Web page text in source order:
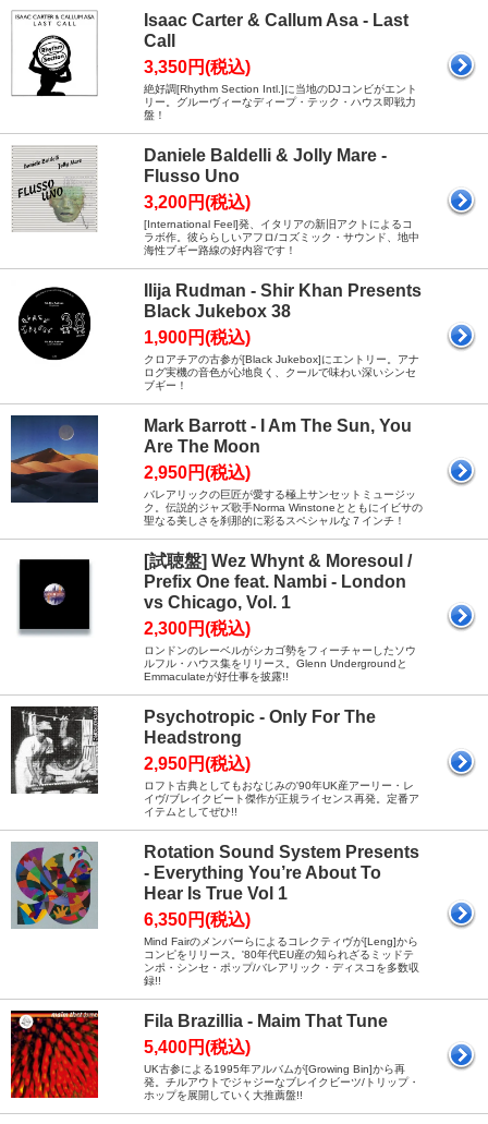
Isaac Carter & Callum Asa - Last
Call
3,350円(税込)
絶好調[Rhythm Section Intl.]に当地のDJコンビがエント
リー。グルーヴィーなディープ・テック・ハウス即戦力
盤！
Daniele Baldelli & Jolly Mare -
Flusso Uno
3,200円(税込)
[International Feel]発、イタリアの新旧アクトによるコ
ラボ作。彼ららしいアフロ/コズミック・サウンド、地中
海性ブギー路線の好内容です！
Ilija Rudman - Shir Khan Presents
Black Jukebox 38
1,900円(税込)
クロアチアの古参が[Black Jukebox]にエントリー。アナ
ログ実機の音色が心地良く、クールで味わい深いシンセ
ブギー！
Mark Barrott - I Am The Sun, You
Are The Moon
2,950円(税込)
バレアリックの巨匠が愛する極上サンセットミュージッ
ク。伝説的ジャズ歌手Norma Winstoneとともにイビサの
聖なる美しさを刹那的に彩るスペシャルな７インチ！
[試聴盤] Wez Whynt & Moresoul /
Prefix One feat. Nambi - London
vs Chicago, Vol. 1
2,300円(税込)
ロンドンのレーベルがシカゴ勢をフィーチャーしたソウ
ルフル・ハウス集をリリース。Glenn Undergroundと
Emmaculateが好仕事を披露!!
Psychotropic - Only For The
Headstrong
2,950円(税込)
ロフト古典としてもおなじみの'90年UK産アーリー・レ
イヴ/ブレイクビート傑作が正規ライセンス再発。定番ア
イテムとしてぜひ!!
Rotation Sound System Presents
- Everything You’re About To
Hear Is True Vol 1
6,350円(税込)
Mind Fairのメンバーらによるコレクティヴが[Leng]から
コンピをリリース。'80年代EU産の知られざるミッドテ
ンポ・シンセ・ポップ/バレアリック・ディスコを多数収
録!!
Fila Brazillia - Maim That Tune
5,400円(税込)
UK古参による1995年アルバムが[Growing Bin]から再
発。チルアウトでジャジーなブレイクビーツ/トリップ・
ホップを展開していく大推薦盤!!